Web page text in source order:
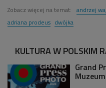
Zobacz więcej na temat: andrzej
adriana prodeus dwójka
KULTURA W POLSKIM
Grand